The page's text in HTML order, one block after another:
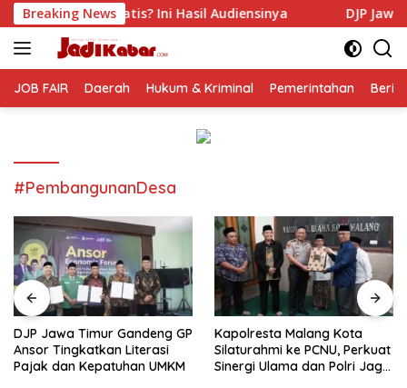
Langsung
ke
konten
Breaking News
Hasil Audiensinya DJP Jawa Timur Gandeng GP
JOB FAIR Daerah Hukum & Kriminal Pemerintahan
#PembangunanDesa
DJP Jawa Timur Gandeng GP
Ansor Tingkatkan Literasi
Pajak dan Kepatuhan UMKM
Kapolresta Malang Kota
Silaturahmi ke PCNU, Perkuat
Sinergi Ulama dan Polri Jaga